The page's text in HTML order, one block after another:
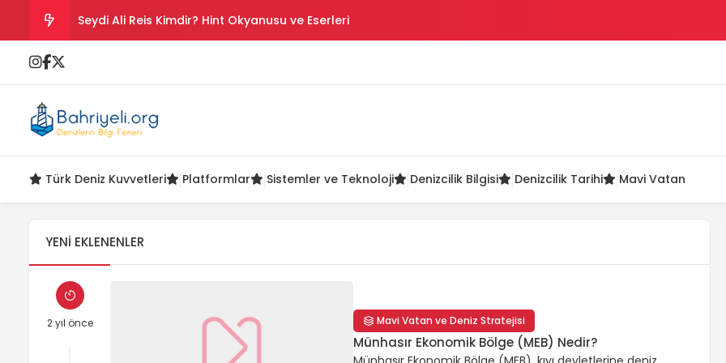
Seydi Ali Reis Kimdir? Hint Okyanusu ve Eserleri
Gazi Umur Bey Kimdir? Hayatı, Seferleri ve Ölümü
Turgut Reis Kimdir? Hayatı, Savaşları ve Ölümü
Türk Deniz Kuvvetleri Platformlar Sistemler ve Teknoloji Denizcilik Bilgisi Denizcilik Tarihi Mavi Vatan
YENI EKLENENLER
2 yıl önce Mavi Vatan ve Deniz Stratejisi
Münhasır Ekonomik Bölge (MEB) Nedir?